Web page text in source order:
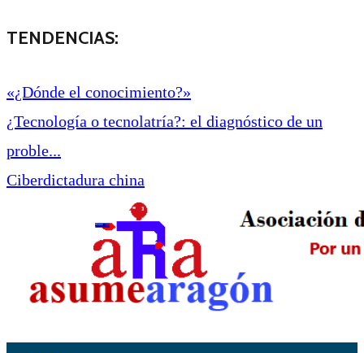
TENDENCIAS:
«¿Dónde el conocimiento?»
¿Tecnología o tecnolatría?: el diagnóstico de un
proble...
Ciberdictadura china